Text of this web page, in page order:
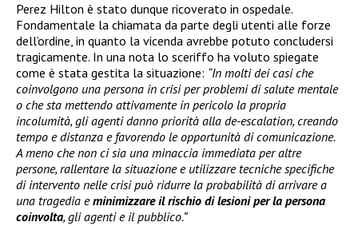
Perez Hilton è stato dunque ricoverato in ospedale.
Fondamentale la chiamata da parte degli utenti alle forze
dell’ordine, in quanto la vicenda avrebbe potuto concludersi
tragicamente. In una nota lo sceriffo ha voluto spiegate
come è stata gestita la situazione: “In molti dei casi che
coinvolgono una persona in crisi per problemi di salute mentale
o che sta mettendo attivamente in pericolo la propria
incolumità, gli agenti danno priorità alla de-escalation, creando
tempo e distanza e favorendo le opportunità di comunicazione.
A meno che non ci sia una minaccia immediata per altre
persone, rallentare la situazione e utilizzare tecniche specifiche
di intervento nelle crisi può ridurre la probabilità di arrivare a
una tragedia eminimizzare il rischio di lesioni per la persona
coinvolta, gli agenti e il pubblico.”